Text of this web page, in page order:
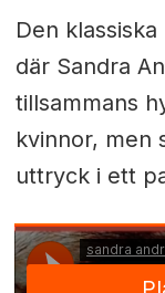
Den
där Sandra
tillsammans
kvinnor, men
uttryck i ett